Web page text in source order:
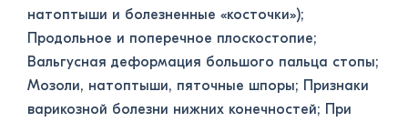
натоптыши и болезненные «косточки»);
Продольное и поперечное плоскостопие;
Вальгусная деформация большого пальца стопы;
Мозоли, натоптыши, пяточные шпоры; Признаки
варикозной болезни нижних конечностей; При